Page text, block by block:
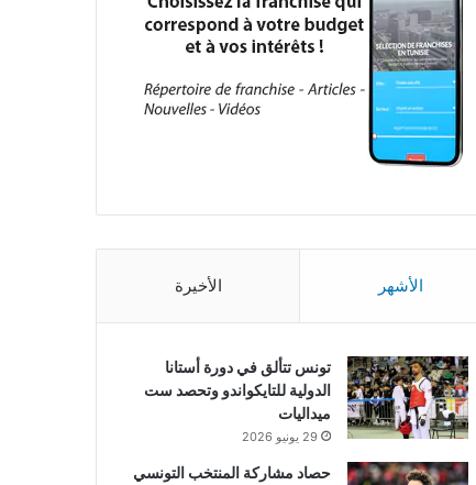
الأشهر الأخيرة
تونس تتألق في دورة أستانا
الدولية للتايكواندو وتحصد ست
ميداليات
29 يونيو 2026
حصاد مشاركة المنتخب التونسي